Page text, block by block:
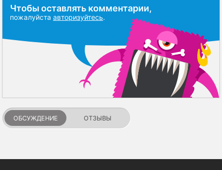
Чтобы оставлять комментарии,
пожалуйста авторизуйтесь.
ОБСУЖДЕНИЕ ОТЗЫВЫ